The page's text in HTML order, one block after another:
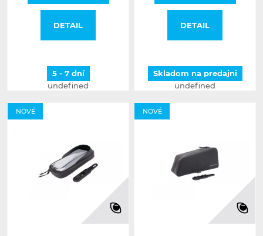
DETAIL
5 - 7 dní
undefined
DETAIL
Skladom na predajni
undefined
NOVÉ NOVÉ